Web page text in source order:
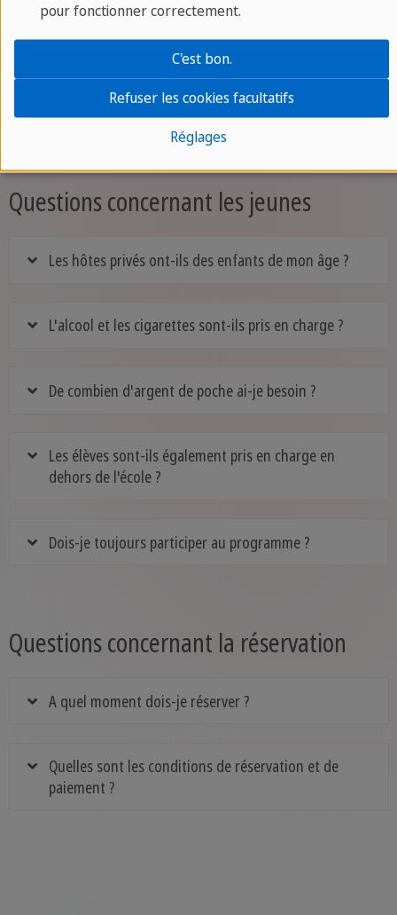
Où puis-je faire ma lessive ?
Que se passe-t-il si je souffre d'allergies ou
d'intolérances alimentaires ?
Questions concernant les jeunes
Les hôtes privés ont-ils des enfants de mon âge ?
L'alcool et les cigarettes sont-ils pris en charge ?
De combien d'argent de poche ai-je besoin ?
Les élèves sont-ils également pris en charge en
dehors de l'école ?
Dois-je toujours participer au programme ?
Questions concernant la réservation
A quel moment dois-je réserver ?
Quelles sont les conditions de réservation et de
paiement ?
pour fonctionner correctement.
Réglages
Refuser les cookies facultatifs
C'est bon.